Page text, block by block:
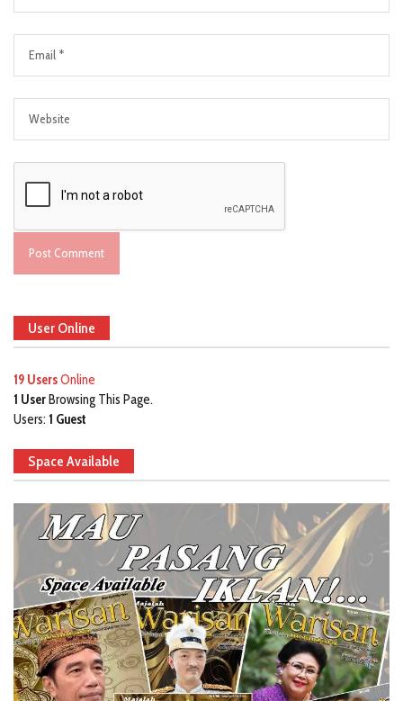
User Online
19 UsersOnline
1 UserBrowsing This Page.
Users: 1 Guest
Space Available